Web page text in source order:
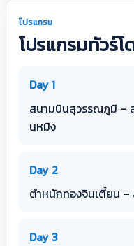
โปรแกรม
โปรแกรมทัวร์โ
Day 1
สนามบินสุวรรณภูมิ –
นหมิง
Day 2
ตำหนักทองจินเตี้ยน
Day 3